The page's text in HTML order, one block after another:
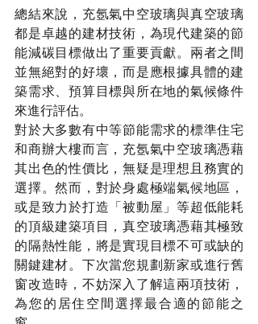
總結來說，充氬氣中空玻璃與真空玻璃
都是卓越的建材技術，為現代建築的節
能減碳目標做出了重要貢獻。兩者之間
並無絕對的好壞，而是應根據具體的建
築需求、預算目標與所在地的氣候條件
來進行評估。
對於大多數有中等節能需求的標準住宅
和商辦大樓而言，充氬氣中空玻璃憑藉
其出色的性價比，無疑是理想且務實的
選擇。然而，對於身處極端氣候地區，
或是致力於打造「被動屋」等超低能耗
的頂級建築項目，真空玻璃憑藉其極致
的隔熱性能，將是實現目標不可或缺的
關鍵建材。下次當您規劃新家或進行舊
窗改造時，不妨深入了解這兩項技術，
為您的居住空間選擇最合適的節能之